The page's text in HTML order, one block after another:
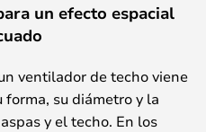
un efecto espacial
ventilador de techo viene
su diámetro y la
y el techo. En los